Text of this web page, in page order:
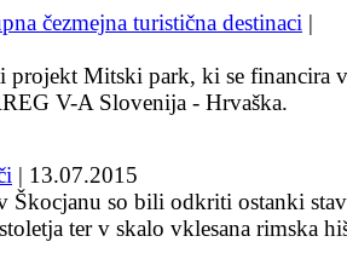
čezmejna turistična destinaci |
projekt Mitski park, ki se financira
V-A Slovenija - Hrvaška.
| 13.07.2015
Škocjanu so bili odkriti ostanki
ter v skalo vklesana rimska